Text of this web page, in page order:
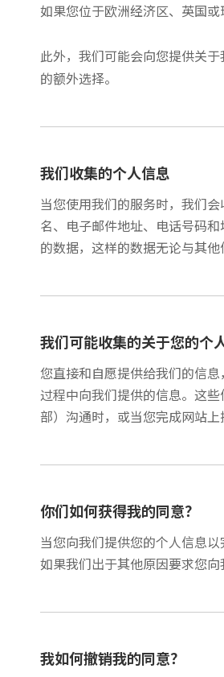
如果您位于欧洲经济区、英国
此外，我们可能会向您提供关
的额外选择。
我们收集的个人信息
当您使用我们的服务时，我们
名、电子邮件地址、电话号码
的数据，这样的数据无论与其
我们可能收集的关于您的个
您直接和自愿提供给我们的信
过程中向我们提供的信息。这
部）沟通时，或当您完成网站
你们如何获得我的同意？
当您向我们提供您的个人信息
如果我们出于其他原因要求您
我如何撤销我的同意？